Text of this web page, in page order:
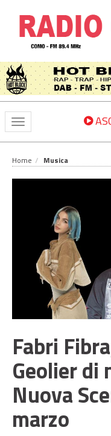
Toggle
navigation
Home Musica
Fabri
Geolier di
Nuova
marzo